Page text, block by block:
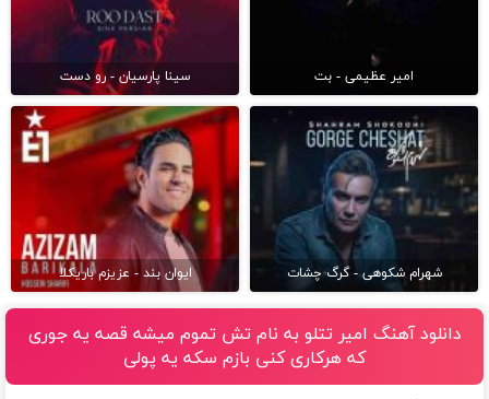
امیر عظیمی - بت سینا پارسیان - رو دست
شهرام شکوهی - گرگ چشات ایوان بند - عزیزم باریکلا
دانلود آهنگ امیر تتلو به نام تش تموم میشه قصه یه جوری
که هرکاری کنی بازم سکه یه پولی